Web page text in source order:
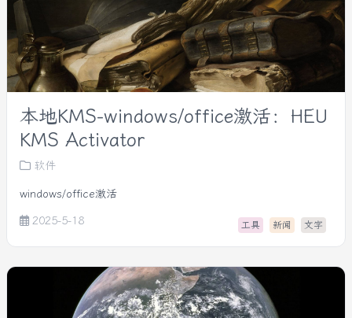
本地KMS-windows/office激活：HEU
KMS Activator
软件
windows/office激活
2025-5-18
工具 新闻 文字